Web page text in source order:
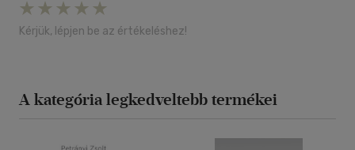
Kérjük, lépjen be az értékeléshez!
A kategória legkedveltebb termékei